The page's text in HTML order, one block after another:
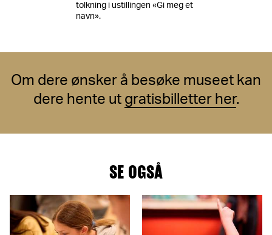
tolkning i ustillingen «Gi meg et
navn».
Om dere ønsker å besøke museet kan
dere hente ut gratisbilletter her.
SE OGSÅ